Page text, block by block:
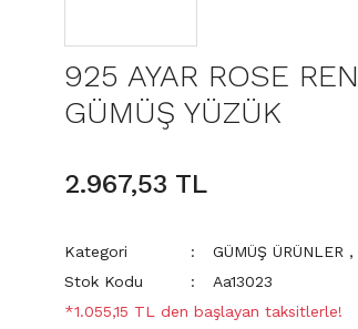
925 AYAR ROSE
GÜMÜŞ YÜZÜK
2.967,53 TL
Kategori GÜMÜŞ ÜRÜNLER ,
Stok Kodu
Aa13023
*1.055,15 TL den başlayan taksitlerle!